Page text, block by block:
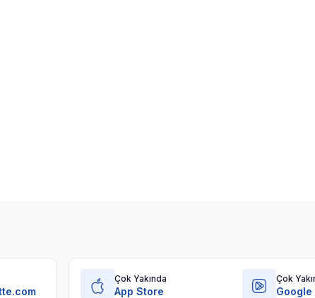
Çok Yakında
App Store
Çok
Google